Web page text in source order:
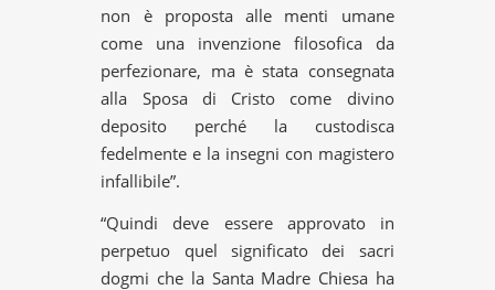
non è proposta alle menti umane
come una invenzione filosofica da
perfezionare, ma è stata consegnata
alla Sposa di Cristo come divino
deposito perché la custodisca
fedelmente e la insegni con magistero
infallibile”.
“Quindi deve essere approvato in
perpetuo quel significato dei sacri
dogmi che la Santa Madre Chiesa ha